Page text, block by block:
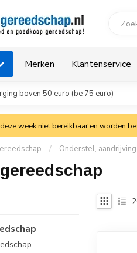
Merken Klantenservice
boven 50 euro (be 75 euro)
week niet bereikbaar en worden
/ Onderstel,